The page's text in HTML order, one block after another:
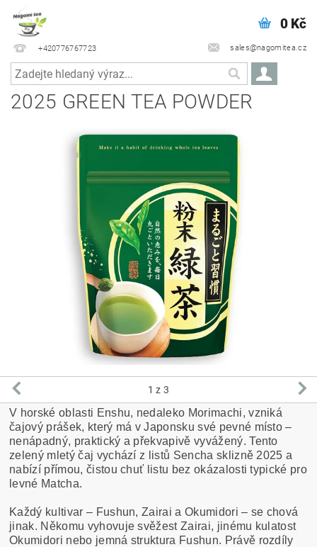
+420776767723 sales@nagomitea.cz
0 Kč
2025 GREEN TEA POWDER
1 z 3
V horské oblasti Enshu, nedaleko Morimachi, vzniká
čajový prášek, který má v Japonsku své pevné místo –
nenápadný, praktický a překvapivě vyvážený. Tento
zelený mletý čaj vychází z listů Sencha sklizně 2025 a
nabízí přímou, čistou chuť listu bez okázalosti typické pro
levné Matcha.
Každý kultivar – Fushun, Zairai a Okumidori – se chová
jinak. Někomu vyhovuje svěžest Zairai, jinému kulatost
Okumidori nebo jemná struktura Fushun. Právě rozdíly